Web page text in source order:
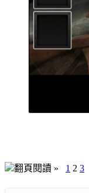
翻頁閱讀 » 1 2 3